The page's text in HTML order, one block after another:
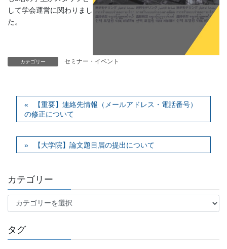
して学会運営に関わりまし
た。
カテゴリー セミナー・イベント
【重要】連絡先情報（メールアドレス・電話番号）
の修正について
【大学院】論文題目届の提出について
カテゴリー
テ
リ
ー
タグ